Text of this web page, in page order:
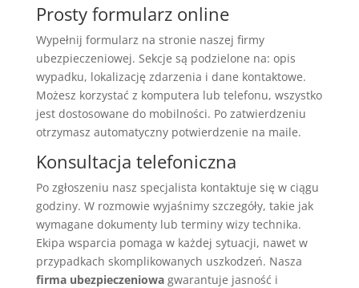
Prosty formularz online
Wypełnij formularz na stronie naszej firmy
ubezpieczeniowej. Sekcje są podzielone na: opis
wypadku, lokalizację zdarzenia i dane kontaktowe.
Możesz korzystać z komputera lub telefonu, wszystko
jest dostosowane do mobilności. Po zatwierdzeniu
otrzymasz automatyczny potwierdzenie na maile.
Konsultacja telefoniczna
Po zgłoszeniu nasz specjalista kontaktuje się w ciągu
godziny. W rozmowie wyjaśnimy szczegóły, takie jak
wymagane dokumenty lub terminy wizy technika.
Ekipa wsparcia pomaga w każdej sytuacji, nawet w
przypadkach skomplikowanych uszkodzeń. Nasza
firma ubezpieczeniowagwarantuje jasność i